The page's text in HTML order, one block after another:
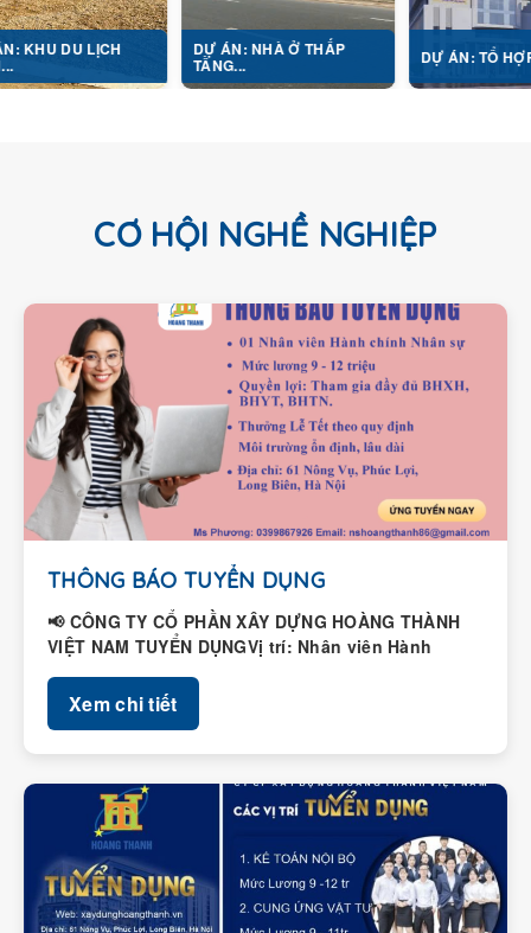
DỰ ÁN: NHÀ Ở THẤP DỰ ÁN: TỔ HỢP Y TẾ...
CƠ HỘI NGHỀ NGHIỆP
THÔNG BÁO TUYỂN DỤNG
📢 CÔNG TY CỔ PHẦN XÂY DỰNG HOÀNG THÀNH
VIỆT NAM TUYỂN DỤNGVị trí: Nhân viên Hành
chính – Nhân...
Xem chi tiết